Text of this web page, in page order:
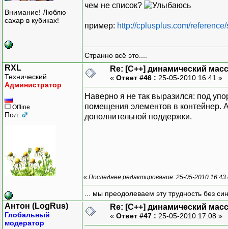
Внимание! Люблю
сахар в кубиках!
чем не список?
пример: http://cplusplus.com/
Странно всё это....
RXL
Технический
Администратор
Offline
Пол:
Re: [C++] динамический
« Ответ #46 : 25-05-2010 16:41 »
Наверно я не так выразился: под
помещения элементов в контейнер.
дополнительной поддержки.
« Последнее редактирование: 25-05-2010
... мы преодолеваем эту трудность без
Антон (LogRus)
Глобальный
модератор
Re: [C++] динамический
« Ответ #47 : 25-05-2010 17:08 »